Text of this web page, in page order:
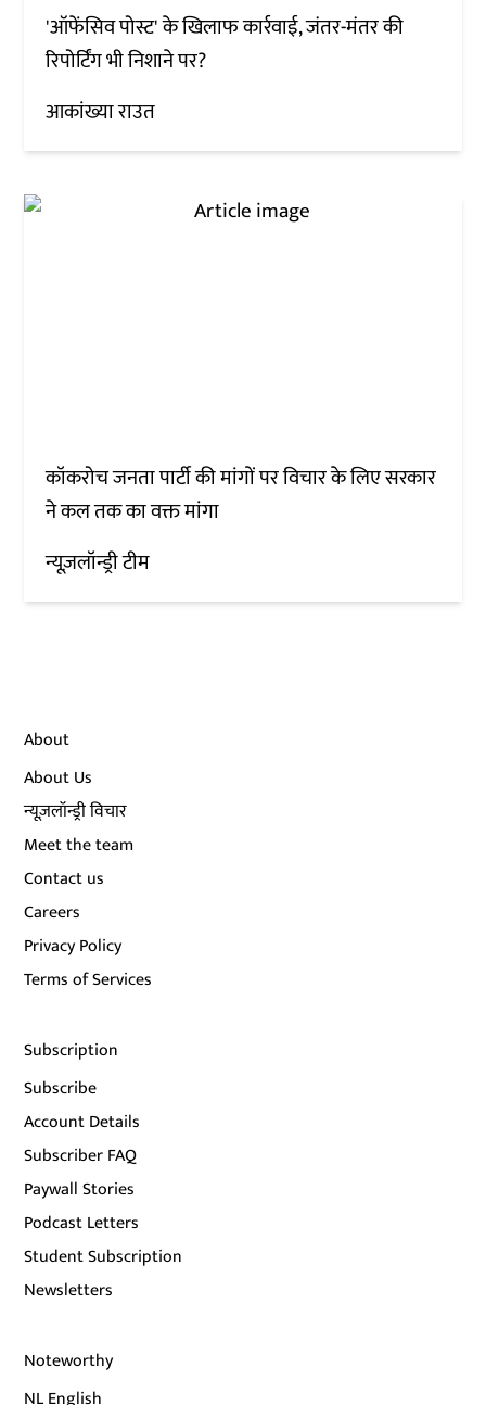
'ऑफेंसिव पोस्ट' के खिलाफ कार्रवाई, जंतर-मंतर की
रिपोर्टिंग भी निशाने पर?
आकांख्या राउत
कॉकरोच जनता पार्टी की मांगों पर विचार के लिए सरकार
ने कल तक का वक्त मांगा
न्यूज़लॉन्ड्री टीम
About
About Us
न्यूज़लॉन्ड्री विचार
Meet the team
Contact us
Careers
Privacy Policy
Terms of Services
Subscription
Subscribe
Account Details
Subscriber FAQ
Paywall Stories
Podcast Letters
Student Subscription
Newsletters
Noteworthy